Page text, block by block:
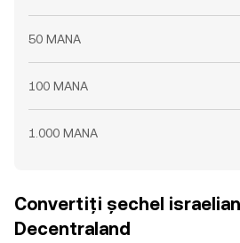
50 MANA
100 MANA
1.000 MANA
Convertiți șechel
Decentraland